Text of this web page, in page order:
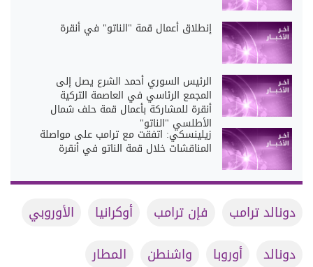
إنطلاق أعمال قمة "الناتو" في أنقرة
الرئيس السوري أحمد الشرع يصل إلى
المجمع الرئاسي في العاصمة التركية
أنقرة للمشاركة بأعمال قمة حلف شمال
الأطلسي "الناتو"
زيلينسكي: اتفقت مع ترامب على مواصلة
المناقشات خلال قمة الناتو في أنقرة
دونالد ترامب فإن ترامب أوكرانيا
الأوروبي
دونالد
أوروبا واشنطن المطار